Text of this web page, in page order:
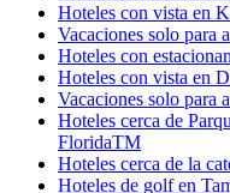
Hoteles con vista en
Vacaciones solo para
Hoteles con
Hoteles con vista en
Vacaciones solo para
Hoteles cerca de
FloridaTM
Hoteles cerca de la
Hoteles de golf en